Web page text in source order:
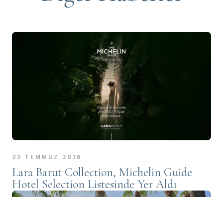
22 TEMMUZ 2026
Lara Barut Collection, Michelin Guide
Hotel Selection Listesinde Yer Aldı